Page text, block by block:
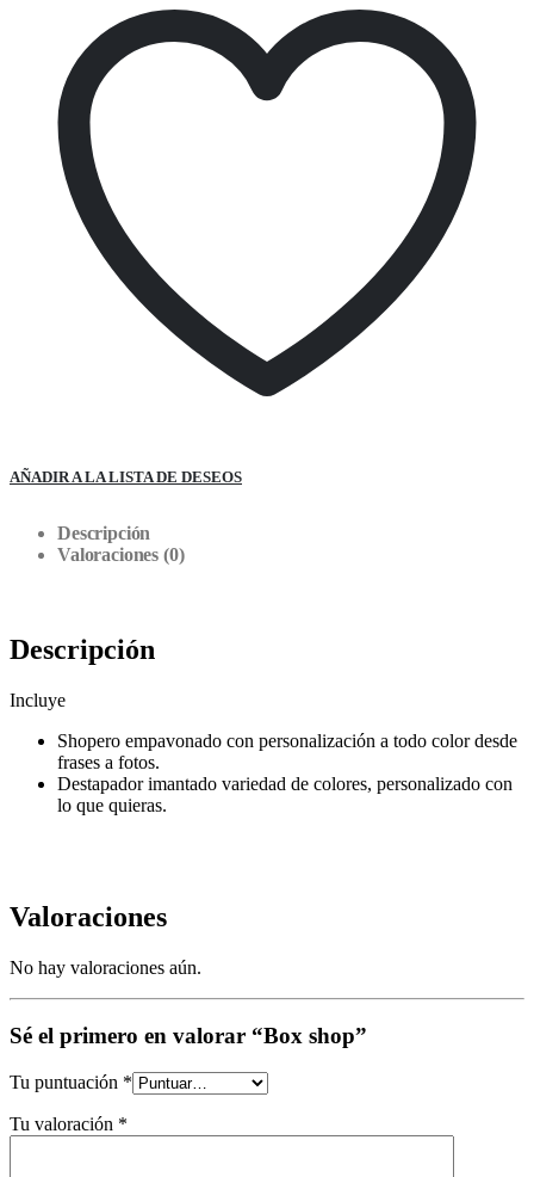
AÑADIR A LA LISTA DE DESEOS
Descripción
Valoraciones (0)
Descripción
Incluye
Shopero empavonado con personalización a todo color desde
frases a fotos.
Destapador imantado variedad de colores, personalizado con
lo que quieras.
Valoraciones
No hay valoraciones aún.
Sé el primero en valorar “Box shop”
Tu puntuación *
Tu valoración *